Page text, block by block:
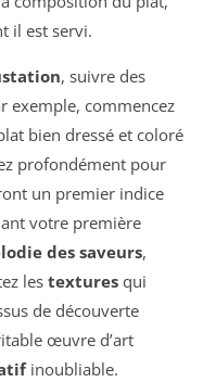
il est servi.
, suivre des
exemple, commencez
bien dressé et coloré
profondément pour
un premier indice
votre première
des saveurs,
les textures qui
de découverte
œuvre d’art
inoubliable.